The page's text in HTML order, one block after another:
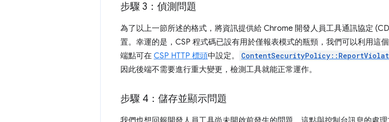
步驟 3：偵測問題
為了以上一節所述的格式，將資訊提供給 Chrome 開發人員工具通訊協定
置。幸運的是，CSP 程式碼已設有用於僅報表模式的瓶頸，我們可以利用這
端點可在 CSP HTTP 標頭中設定。
因此後端不需要進行重大變更，檢測工具就能正常運作。
步驟 4：儲存並顯示問題